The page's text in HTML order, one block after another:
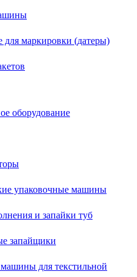
для маркировки (датеры)
оборудование
упаковочные машины
и запайки туб
запайщики
для текстильной